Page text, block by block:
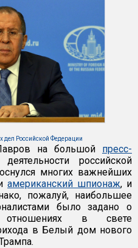
дел Российской Федерации
на большой пресс-
российской
многих важнейших
американский шпионаж, и
пожалуй, наибольшее
было задано о
отношениях в свете
в Белый дом нового